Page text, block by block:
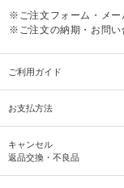
※ご注文フォーム・メー
※ご注文の納期・お問い
ご利用ガイド
お支払方法
キャンセル
返品交換・不良品